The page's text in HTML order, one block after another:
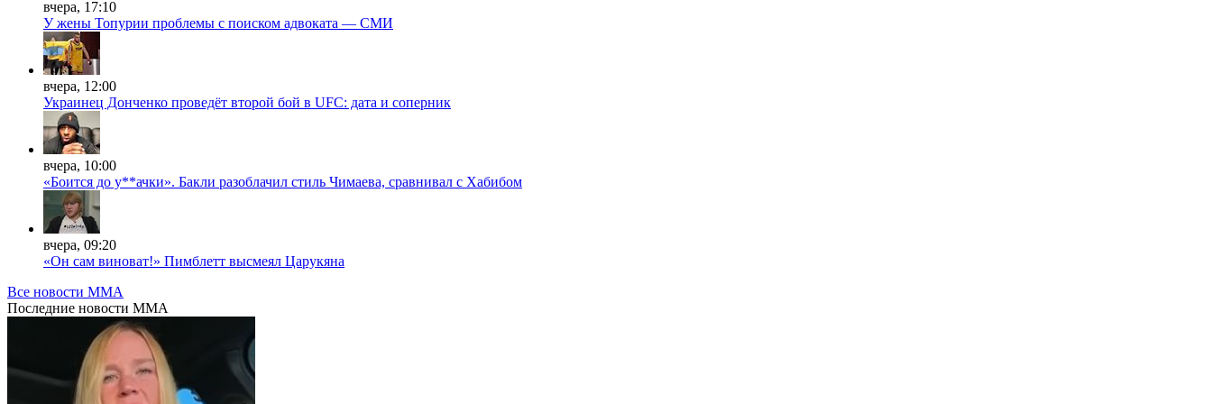
вчера, 17:10
У жены Топурии проблемы с поиском адвоката — СМИ
вчера, 12:00
Украинец Донченко проведёт второй бой в UFC: дата и соперник
вчера, 10:00
«Боится до у**ачки». Бакли разоблачил стиль Чимаева, сравнивал с Хабибом
вчера, 09:20
«Он сам виноват!» Пимблетт высмеял Царукяна
Все новости MMA
Последние новости MMA